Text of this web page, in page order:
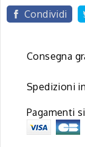
Condividi
Consegna
Spedizioni
Pagamenti